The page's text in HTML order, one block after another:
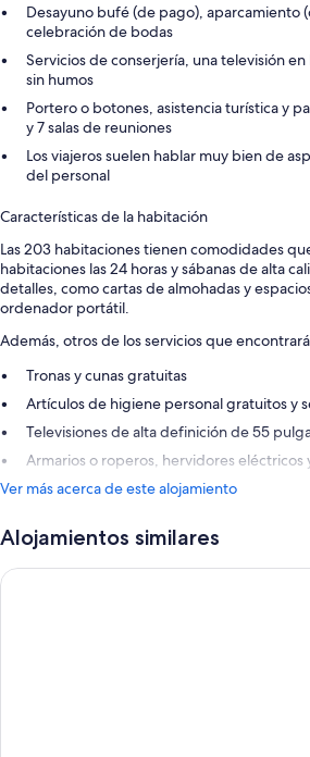
Desayuno bufé (de pago), aparcamiento
celebración de bodas
Servicios de conserjería, una televisión
sin humos
Portero o botones, asistencia turística y
y 7 salas de reuniones
Los viajeros suelen hablar muy bien de
del personal
Características de la habitación
Las 203 habitaciones tienen comodidades
habitaciones las 24 horas y sábanas de alta
detalles, como cartas de almohadas y
ordenador portátil.
Además, otros de los servicios que
Tronas y cunas gratuitas
Artículos de higiene personal gratuitos y
Televisiones de alta definición de 55
Armarios o roperos, hervidores eléctricos
Ver más acerca de este alojamiento
Alojamientos similares
Hotel Giralda Center